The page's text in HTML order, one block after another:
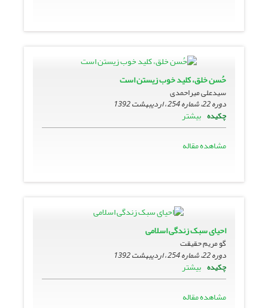
حُسن خلق، کلید خوب زیستن است
سیدعلی میراحمدی
دوره 22، شماره 254 ، اردیبهشت 1392
چکیده بیشتر
مشاهده مقاله
احیای سبک زندگی اسلامی
گو مریم حقیقت
دوره 22، شماره 254 ، اردیبهشت 1392
چکیده بیشتر
مشاهده مقاله